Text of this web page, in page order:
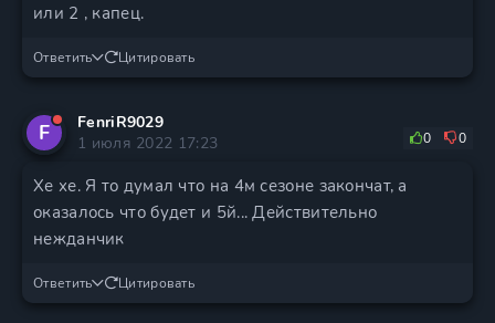
или 2 , капец.
Ответить Цитировать
F
FenriR9029
1 июля 2022 17:23
0 0
Хе хе. Я то думал что на 4м сезоне закончат, а
оказалось что будет и 5й... Действительно
нежданчик
Ответить Цитировать